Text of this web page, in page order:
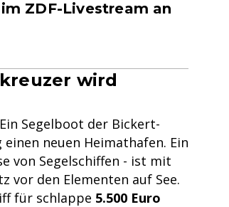
ZDF-Livestream an
wird
Segelboot der Bickert-
einen neuen Heimathafen. Ein
von Segelschiffen - ist mit
den Elementen auf See.
für schlappe 5.500 Euro